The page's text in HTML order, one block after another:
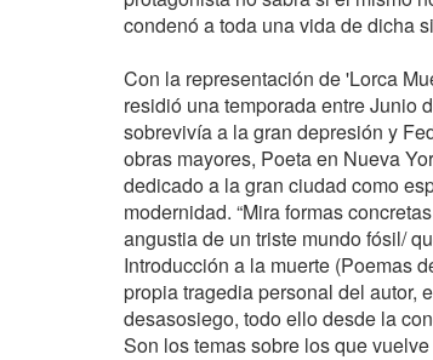
condenó a toda una vida de dicha
Con la representación de 'Lorca
residió una temporada entre Junio
sobrevivía a la gran depresión y
obras mayores, Poeta en Nueva
dedicado a la gran ciudad como
modernidad. “Mira formas
angustia de un triste mundo fósil/
Introducción a la muerte (Poemas
propia tragedia personal del autor,
desasosiego, todo ello desde la
Son los temas sobre los que